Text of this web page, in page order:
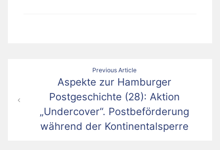
Beitragsnavigation
Previous Article
Aspekte zur Hamburger
Postgeschichte (28): Aktion
„Undercover“. Postbeförderung
während der Kontinentalsperre